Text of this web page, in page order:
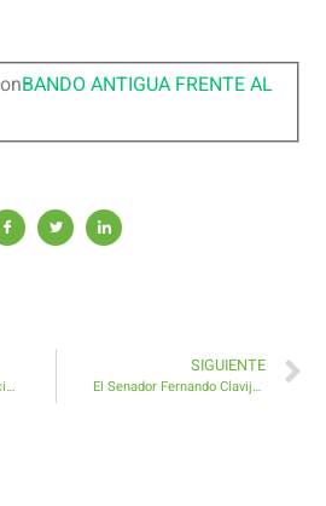
BANDO ANTIGUA FRENTE AL
Antigua y Betancuria solicitan una nueva línea de guagua desde la Villa hasta El Castillo
SIGUIENTE
El Senador Fernando Clavijo ofrece su completa colaboración al alcalde Matías Peña